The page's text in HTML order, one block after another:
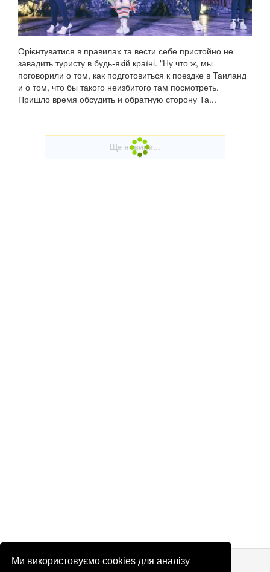
Ми використовуємо cookies для аналізу
Орієнтуватися в правилах та вести себе пристойно не
завадить туристу в будь-якій країні. "Ну что ж, мы
поговорили о том, как подготовиться к поездке в Таиланд
и о том, что бы такого неизбитого там посмотреть.
Пришло время обсудить и обратную сторону Та...
© Патріоти України 2026 Правова інформація